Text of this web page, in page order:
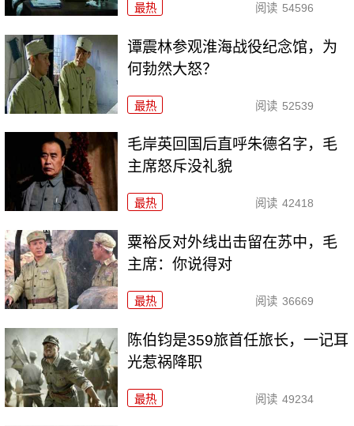
最热 阅读 54596
谭震林参观淮海战役纪念馆，为
何勃然大怒？
最热 阅读 52539
毛岸英回国后直呼朱德名字，毛
主席怒斥没礼貌
最热 阅读 42418
粟裕反对外线出击留在苏中，毛
主席：你说得对
最热 阅读 36669
陈伯钧是359旅首任旅长，一记耳
光惹祸降职
最热 阅读 49234